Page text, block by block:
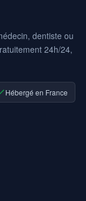
dentiste ou
24h/24,
Hébergé en France